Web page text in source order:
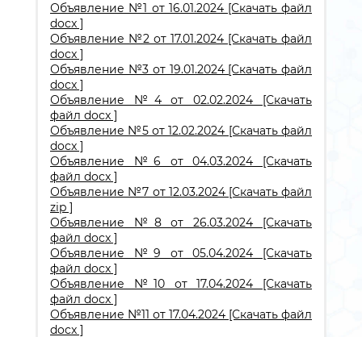
Объявление №1 от 16.01.2024 [Скачать файл
docx ]
Объявление №2 от 17.01.2024 [Скачать файл
docx ]
Объявление №3 от 19.01.2024 [Скачать файл
docx ]
Объявление №4 от 02.02.2024 [Скачать
файл docx ]
Объявление №5 от 12.02.2024 [Скачать файл
docx ]
Объявление №6 от 04.03.2024 [Скачать
файл docx ]
Объявление №7 от 12.03.2024 [Скачать файл
zip ]
Объявление №8 от 26.03.2024 [Скачать
файл docx ]
Объявление №9 от 05.04.2024 [Скачать
файл docx ]
Объявление №10 от 17.04.2024 [Скачать
файл docx ]
Объявление №11 от 17.04.2024 [Скачать файл
docx ]